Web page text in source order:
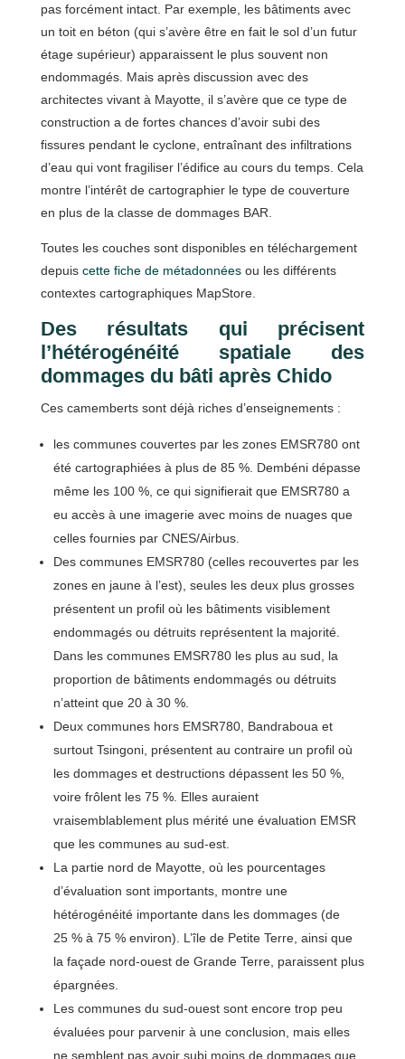
pas forcément intact. Par exemple, les bâtiments avec
un toit en béton (qui s’avère être en fait le sol d’un futur
étage supérieur) apparaissent le plus souvent non
endommagés. Mais après discussion avec des
architectes vivant à Mayotte, il s’avère que ce type de
construction a de fortes chances d’avoir subi des
fissures pendant le cyclone, entraînant des infiltrations
d’eau qui vont fragiliser l’édifice au cours du temps. Cela
montre l’intérêt de cartographier le type de couverture
en plus de la classe de dommages BAR.
Toutes les couches sont disponibles en téléchargement
depuis cette fiche de métadonnéesou les différents
contextes cartographiques MapStore.
Des résultats qui précisent
l’hétérogénéité spatiale des
dommages du bâti après Chido
Ces camemberts sont déjà riches d’enseignements :
les communes couvertes par les zones EMSR780 ont
été cartographiées à plus de 85 %. Dembéni dépasse
même les 100 %, ce qui signifierait que EMSR780 a
eu accès à une imagerie avec moins de nuages que
celles fournies par CNES/Airbus.
Des communes EMSR780 (celles recouvertes par les
zones en jaune à l’est), seules les deux plus grosses
présentent un profil où les bâtiments visiblement
endommagés ou détruits représentent la majorité.
Dans les communes EMSR780 les plus au sud, la
proportion de bâtiments endommagés ou détruits
n’atteint que 20 à 30 %.
Deux communes hors EMSR780, Bandraboua et
surtout Tsingoni, présentent au contraire un profil où
les dommages et destructions dépassent les 50 %,
voire frôlent les 75 %. Elles auraient
vraisemblablement plus mérité une évaluation EMSR
que les communes au sud-est.
La partie nord de Mayotte, où les pourcentages
d’évaluation sont importants, montre une
hétérogénéité importante dans les dommages (de
25 % à 75 % environ). L’île de Petite Terre, ainsi que
la façade nord-ouest de Grande Terre, paraissent plus
épargnées.
Les communes du sud-ouest sont encore trop peu
évaluées pour parvenir à une conclusion, mais elles
ne semblent pas avoir subi moins de dommages que